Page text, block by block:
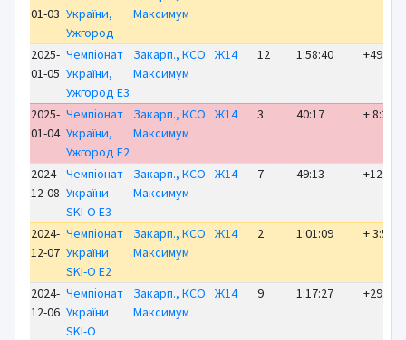
01-03 України,
Ужгород
Максимум
2025-
01-05
Чемпіонат
України,
Ужгород E3
Закарп., КСО
Максимум
Ж14 12 1:58:40 +49:50
2025-
01-04
Чемпіонат
України,
Ужгород E2
Закарп., КСО
Максимум
Ж14 3 40:17 + 8:28
2024-
12-08
Чемпіонат
України
SKI-O E3
Закарп., КСО
Максимум
Ж14 7 49:13 +12:11
2024-
12-07
Чемпіонат
України
SKI-O E2
Закарп., КСО
Максимум
Ж14 2 1:01:09 + 3:53
2024-
12-06
Чемпіонат
України
SKI-O
Закарп., КСО
Максимум
Ж14 9 1:17:27 +29:38